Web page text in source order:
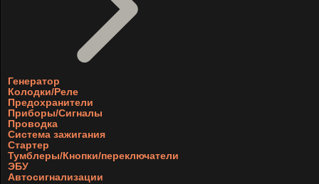
Генератор
Колодки/Реле
Предохранители
Приборы/Сигналы
Проводка
Система зажигания
Стартер
Тумблеры/Кнопки/переключатели
ЭБУ
Автосигнализации